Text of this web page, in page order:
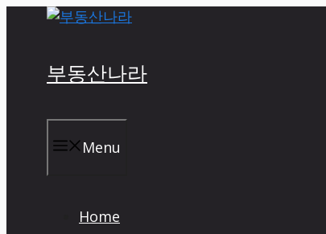
부동산나라
Menu
Home